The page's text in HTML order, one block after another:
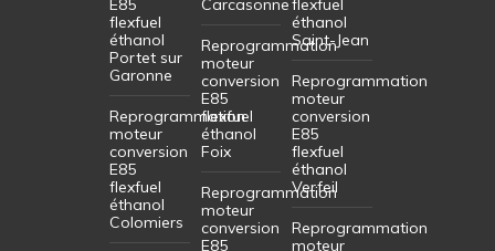
E85
flexfuel
éthanol
Portet sur
Garonne
Reprogrammation
moteur
conversion
E85
flexfuel
éthanol
Colomiers
Carcasonne
Reprogrammation
moteur
conversion
E85
flexfuel
éthanol
Foix
Reprogrammation
moteur
conversion
E85
flexfuel
éthanol
Saint-Jean
Reprogrammation
moteur
conversion
E85
flexfuel
éthanol
Verfeil
Reprogrammation
moteur